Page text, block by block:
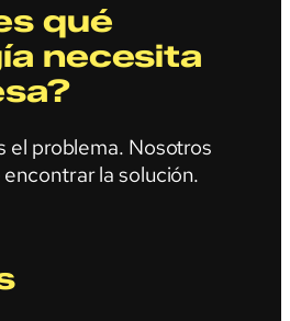
qué
necesita
el problema. Nosotros
la solución.